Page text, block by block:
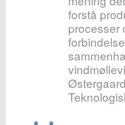
forstå
processer